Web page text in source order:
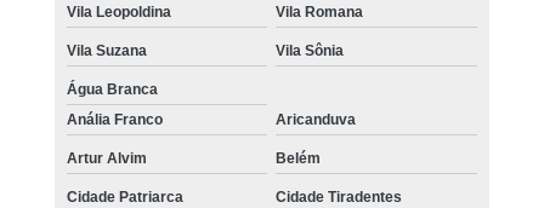
Vila Leopoldina Vila Romana
Vila Suzana Vila Sônia
Água Branca
Anália Franco
Aricanduva
Artur Alvim Belém
Cidade Patriarca Cidade Tiradentes